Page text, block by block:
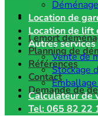
Lemort
Planning de
Références
Contact
Demande de
Location de
Location de lift
Autres services
Vente de
Stockage
Calculateur de
Tel: 065 82 22